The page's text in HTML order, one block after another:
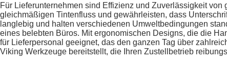
Für Lieferunternehmen sind Effizienz und Zuverlässigkeit von
gleichmäßigen Tintenfluss und gewährleisten, dass
langlebig und halten verschiedenen Umweltbedingungen
eines belebten Büros. Mit ergonomischen Designs, die die
für Lieferpersonal geeignet, das den ganzen Tag über
Viking Werkzeuge bereitstellt, die Ihren Zustellbetrieb